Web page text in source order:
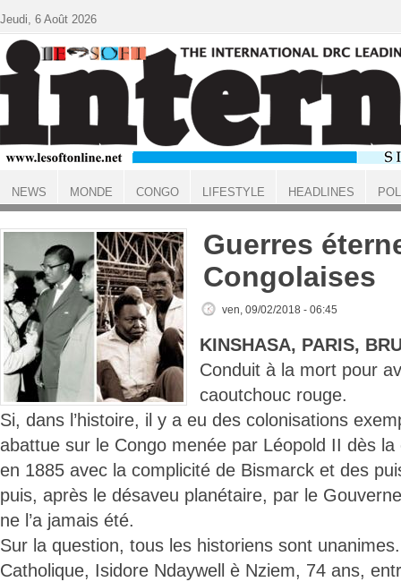
ACCUEIL
Guerres
Congolaises
ven, 09/02/2018 - 06:45
KINSHASA, PARIS,
Conduit à la mort pour
caoutchouc rouge.
Si, dans l’histoire, il y a eu des colonisations
abattue sur le Congo menée par Léopold II dès
en 1885 avec la complicité de Bismarck et des
puis, après le désaveu planétaire, par le
ne l’a jamais été.
Sur la question, tous les historiens sont
Catholique, Isidore Ndaywell è Nziem, 74 ans,
Jeudi, 6 Août 2026
NEWS MONDE CONGO LIFESTYLE HEADLINES